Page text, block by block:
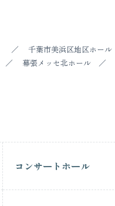
千葉市美浜区地区ホール
幕張メッセ北ホール
コンサートホール